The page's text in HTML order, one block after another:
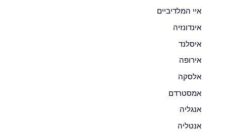
איי המלדיביים
אינדונזיה
איסלנד
אירופה
אלסקה
אמסטרדם
אנגליה
אנטליה